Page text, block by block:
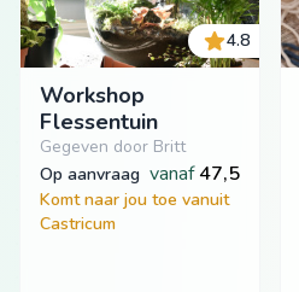
4.8
Workshop
Flessentuin
Gegeven door Britt
op aanvraag vanaf 47,5
Komt naar jou toe vanuit
Castricum